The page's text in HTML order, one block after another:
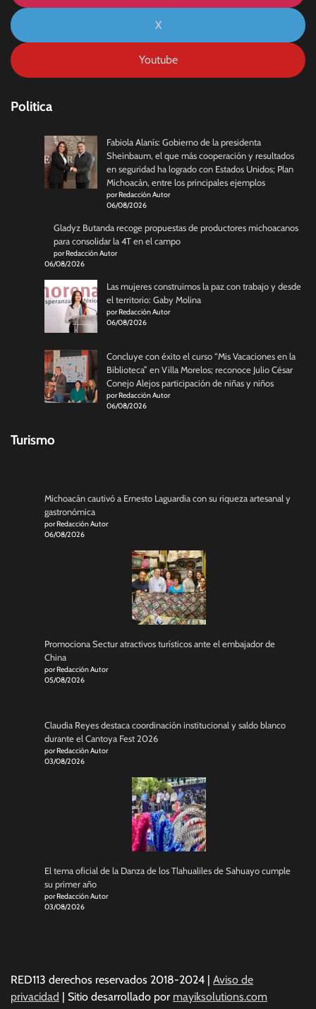
X
Youtube
Politica
Fabiola Alanís: Gobierno de la presidenta
Sheinbaum, el que más cooperación y resultados
en seguridad ha logrado con Estados Unidos; Plan
Michoacán, entre los principales ejemplos
por Redacción Autor
06/08/2026
Gladyz Butanda recoge propuestas de productores michoacanos
para consolidar la 4T en el campo
por Redacción Autor
06/08/2026
Las mujeres construimos la paz con trabajo y desde
el territorio: Gaby Molina
por Redacción Autor
06/08/2026
Concluye con éxito el curso “Mis Vacaciones en la
Biblioteca” en Villa Morelos; reconoce Julio César
Conejo Alejos participación de niñas y niños
por Redacción Autor
06/08/2026
Turismo
Michoacán cautivó a Ernesto Laguardia con su riqueza artesanal y
gastronómica
por Redacción Autor
06/08/2026
Promociona Sectur atractivos turísticos ante el embajador de
China
por Redacción Autor
05/08/2026
Claudia Reyes destaca coordinación institucional y saldo blanco
durante el Cantoya Fest 2026
por Redacción Autor
03/08/2026
El tema oficial de la Danza de los Tlahualiles de Sahuayo cumple
su primer año
por Redacción Autor
03/08/2026
RED113 derechos reservados 2018-2024 | Aviso de
privacidad | Sitio desarrollado por mayiksolutions.com